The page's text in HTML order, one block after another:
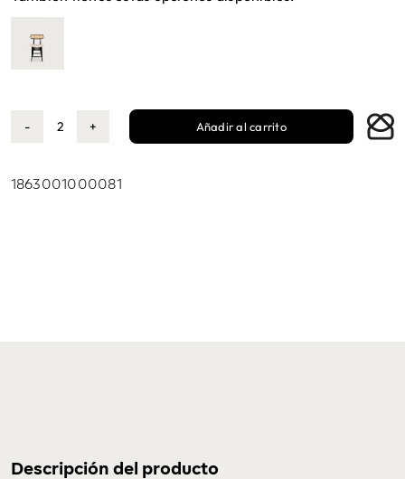
Noa
natural
Añadir al carrito
1863001000081
Descripción del producto